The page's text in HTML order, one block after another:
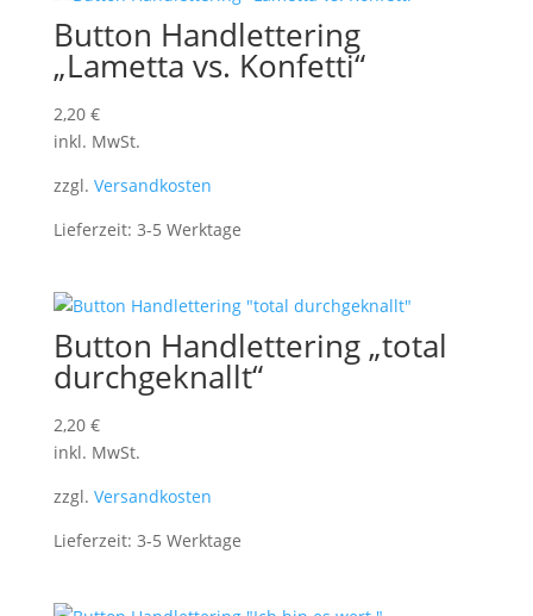
Button Handlettering
„Lametta vs. Konfetti“
2,20 €
inkl. MwSt.
zzgl. Versandkosten
Lieferzeit: 3-5 Werktage
Button Handlettering „total
durchgeknallt“
2,20 €
inkl. MwSt.
zzgl. Versandkosten
Lieferzeit: 3-5 Werktage